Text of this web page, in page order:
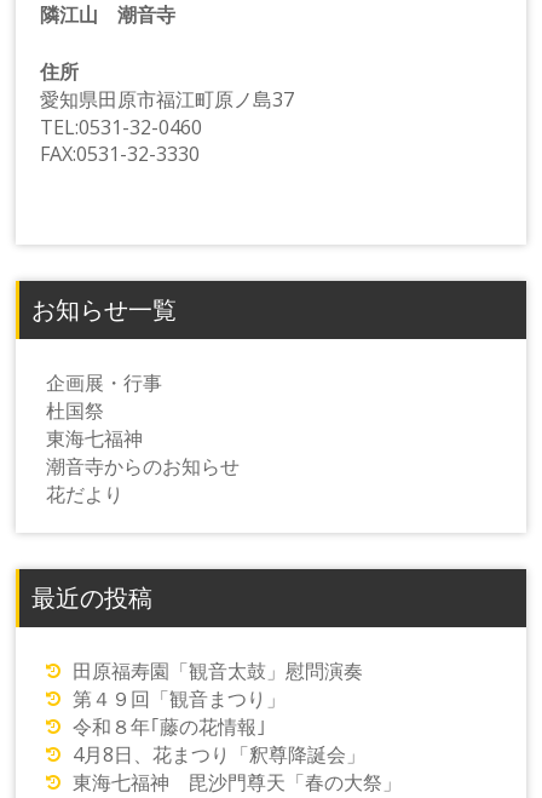
隣江山 潮音寺
住所
愛知県田原市福江町原ノ島37
TEL:0531-32-0460
FAX:0531-32-3330
お知らせ一覧
企画展・行事
杜国祭
東海七福神
潮音寺からのお知らせ
花だより
最近の投稿
田原福寿園「観音太鼓」慰問演奏
第４９回「観音まつり」
令和８年｢藤の花情報｣
4月8日、花まつり「釈尊降誕会」
東海七福神 毘沙門尊天「春の大祭」